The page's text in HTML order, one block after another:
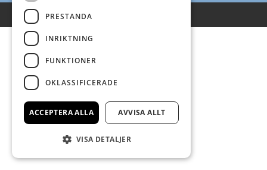
PRESTANDA
INRIKTNING
FUNKTIONER
OKLASSIFICERADE
ACCEPTERA ALLA AVVISA ALLT
VISA DETALJER